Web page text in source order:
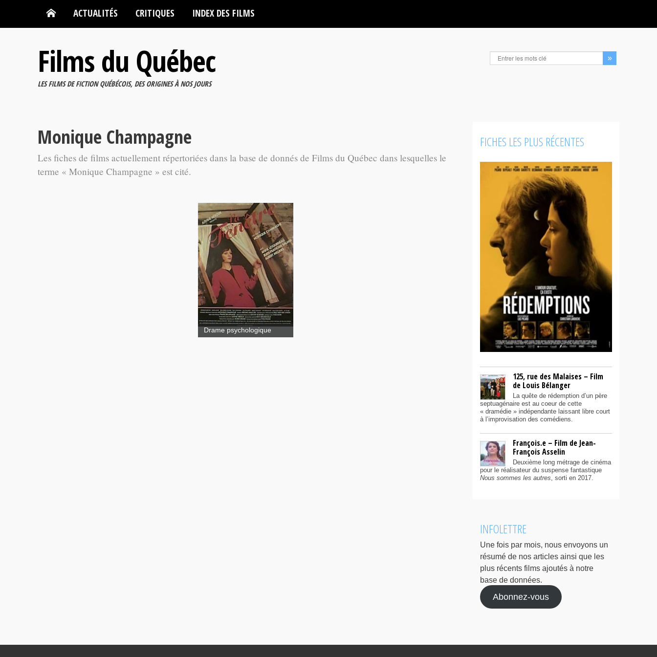
ACTUALITÉS CRITIQUES INDEX DES FILMS
Films du Québec
LES FILMS DE FICTION QUÉBÉCOIS, DES ORIGINES À NOS JOURS
Monique Champagne
Les fiches de films actuellement répertoriées dans la base de donnés de Films du Québec dans lesquelles le
terme « Monique Champagne » est cité.
La
fenêtre
Drame psychologique
FICHES LES PLUS RÉCENTES
125, rue des Malaises – Film
de Louis Bélanger
La quête de rédemption d’un père
septuagénaire est au coeur de cette
« dramédie » indépendante laissant libre court
à l’improvisation des comédiens.
François.e – Film de Jean-
François Asselin
Deuxième long métrage de cinéma
pour le réalisateur du suspense fantastique
Nous sommes les autres, sorti en 2017.
INFOLETTRE
Une fois par mois, nous envoyons un
résumé de nos articles ainsi que les
plus récents films ajoutés à notre
base de données.
Abonnez-vous